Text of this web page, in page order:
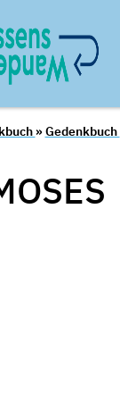
»Gedenkbuch